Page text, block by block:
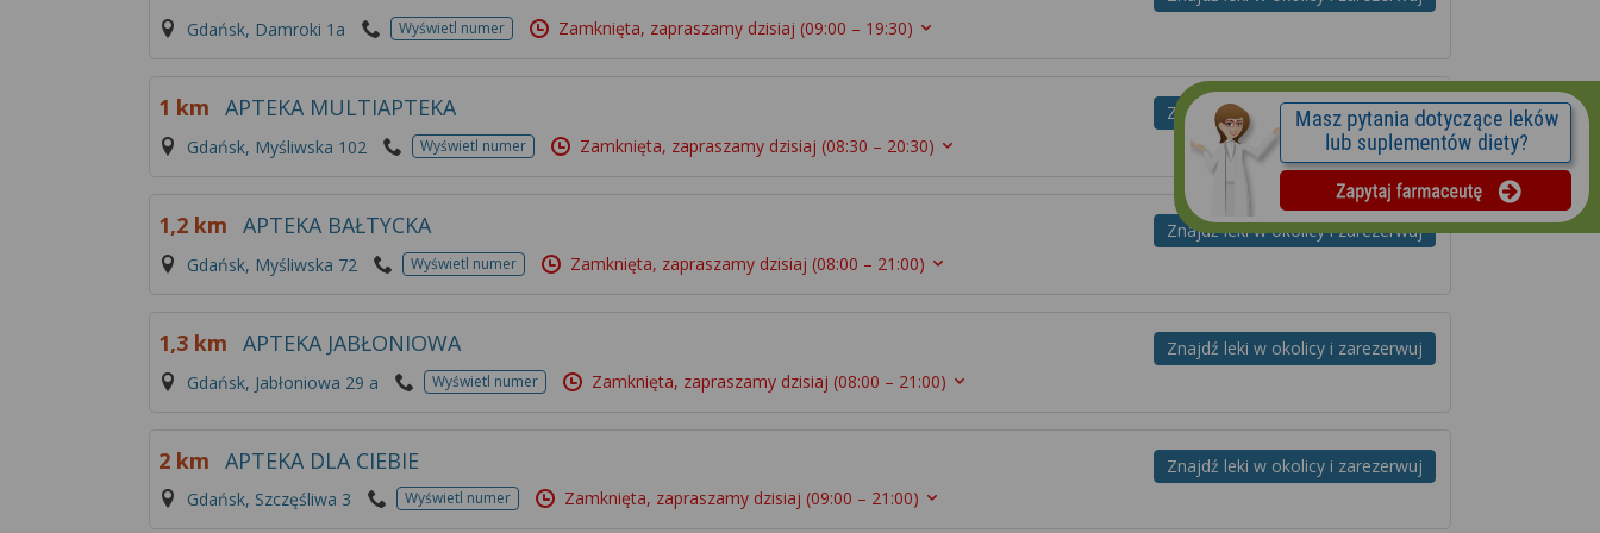
Gdańsk, Damroki 1a Wyświetl numer Zamknięta, zapraszamy dzisiaj (09:00 – 19:30)
Znajdź leki w okolicy i zarezerwuj
1 km APTEKA MULTIAPTEKA
Gdańsk, Myśliwska 102 Wyświetl numer Zamknięta, zapraszamy dzisiaj (08:30 – 20:30)
Znajdź leki w okolicy i zarezerwuj
1,2 km APTEKA BAŁTYCKA
Gdańsk, Myśliwska 72 Wyświetl numer Zamknięta, zapraszamy dzisiaj (08:00 – 21:00)
Znajdź leki w okolicy i zarezerwuj
1,3 km APTEKA JABŁONIOWA
Gdańsk, Jabłoniowa 29 a Wyświetl numer Zamknięta, zapraszamy dzisiaj (08:00 – 21:00)
Znajdź leki w okolicy i zarezerwuj
2 km APTEKA DLA CIEBIE
Gdańsk, Szczęśliwa 3 Wyświetl numer Zamknięta, zapraszamy dzisiaj (09:00 – 21:00)